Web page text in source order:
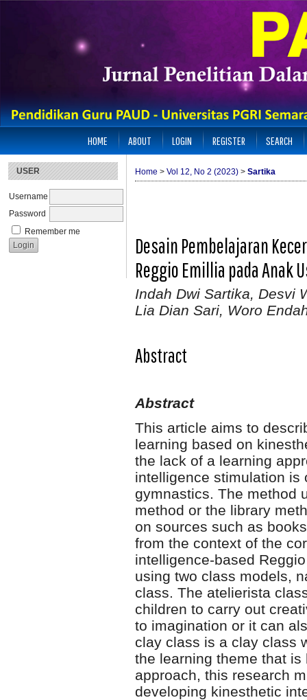
USER
Username
Password
Remember me
HOME ABOUT LOGIN REGISTER SEARCH
Home > Vol 12, No 2 (2023) > Sartika
Desain Pembelajaran
Reggio Emillia pada Anak
Indah Dwi Sartika, Desvi
Lia Dian Sari, Woro
Abstract
Abstract
This article aims to
learning based on
the lack of a learning
intelligence stimulation is
gymnastics. The method
method or the library
on sources such as
from the context of the
intelligence-based
using two class models,
class. The atelierista
children to carry out
to imagination or it can
clay class is a clay class
the learning theme that
approach, this research
developing kinesthetic